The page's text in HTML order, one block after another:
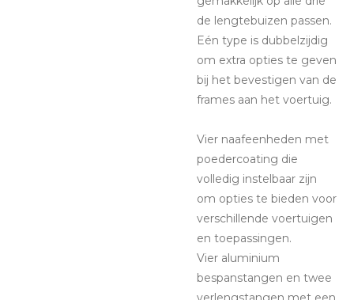
de lengtebuizen passen.
Eén type is dubbelzijdig
om extra opties te geven
bij het bevestigen van de
frames aan het voertuig.
Vier naafeenheden met
poedercoating die
volledig instelbaar zijn
om opties te bieden voor
verschillende voertuigen
en toepassingen.
Vier aluminium
bespanstangen en twee